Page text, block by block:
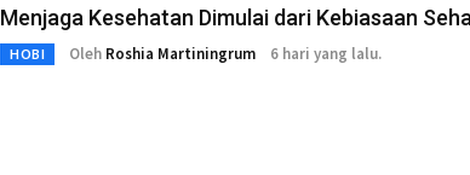
Menjaga Kesehatan Dimulai dari Kebiasaan
HOBI Oleh Roshia Martiningrum 6 hari yang lalu.